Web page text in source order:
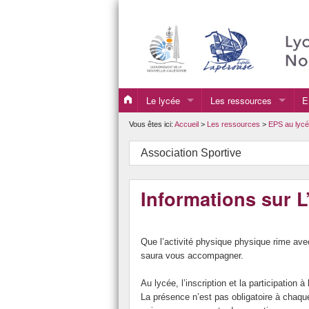
Le lycée
Coordonnées
Histoire
La vie du lycée
L’infirmerie
L’internat du lycée
Les ressources
Culture
Les expositions
Section Internationale
Les clubs
Dispositifs APTA, PAI,
Vous êtes ici: Accueil > Les ressources > EPS au
Association Sportive
Informations sur
Que l’activité physique physique rime
saura vous accompagner.
Au lycée, l’inscription et la participation
La présence n’est pas obligatoire à